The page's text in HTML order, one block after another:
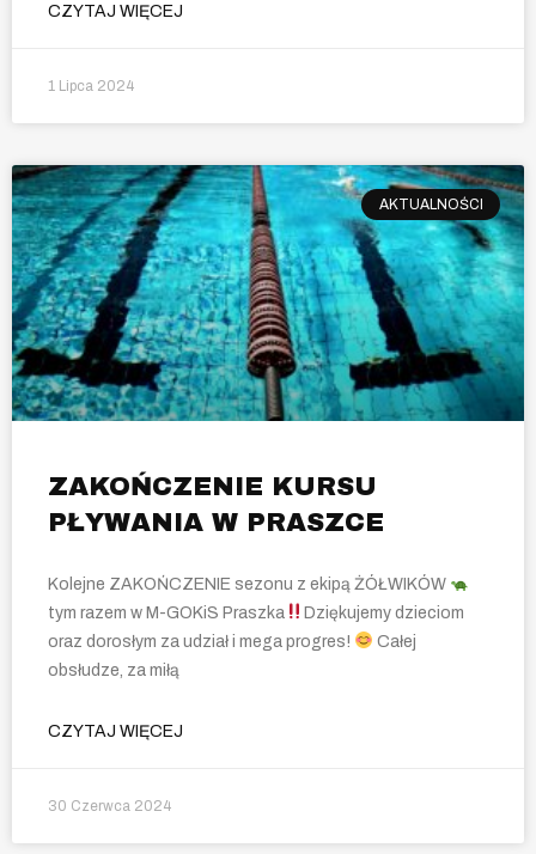
CZYTAJ WIĘCEJ
1 Lipca 2024
AKTUALNOŚCI
ZAKOŃCZENIE KURSU
PŁYWANIA W PRASZCE
Kolejne ZAKOŃCZENIE sezonu z ekipą ŻÓŁWIKÓW
tym razem w M-GOKiS Praszka
Dziękujemy dzieciom
oraz dorosłym za udział i mega progres!
Całej
obsłudze, za miłą
CZYTAJ WIĘCEJ
30 Czerwca 2024